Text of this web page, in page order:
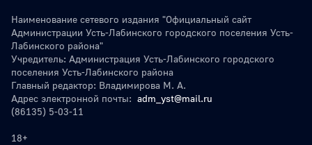
Наименование сетевого издания "Официальный сайт
Администрации Усть-Лабинского городского поселения Усть-
Лабинского района"
Учредитель: Администрация Усть-Лабинского городского
поселения Усть-Лабинского района
Главный редактор: Владимирова М. А.
Адрес электронной почты: adm_yst@mail.ru
(86135) 5-03-11
18+